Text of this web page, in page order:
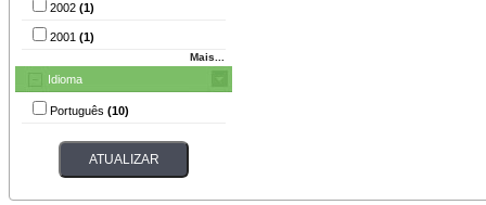
2002 (1)
2001 (1)
Mais...
Idioma
Português (10)